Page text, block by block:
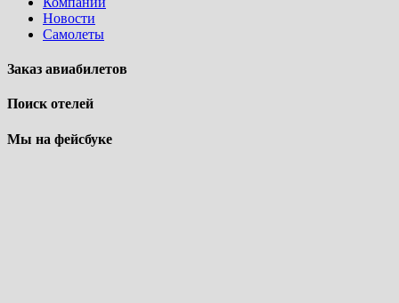
Новости
Самолеты
Заказ авиабилетов
Поиск отелей
Мы на фейсбуке